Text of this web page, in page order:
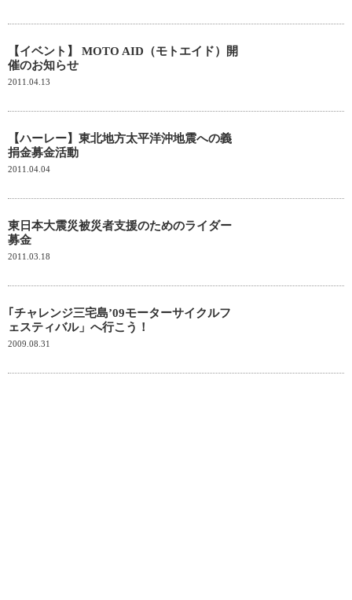
【イベント】 MOTO AID（モトエイド）開
催のお知らせ
2011.04.13
【ハーレー】東北地方太平洋沖地震への義
捐金募金活動
2011.04.04
東日本大震災被災者支援のためのライダー
募金
2011.03.18
｢チャレンジ三宅島’09モーターサイクルフ
ェスティバル」へ行こう！
2009.08.31